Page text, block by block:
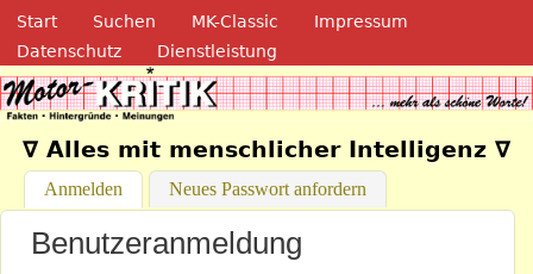
Direkt zum Inhalt
Navigation
Start Suchen MK-Classic
Impressum
Datenschutz
Dienstleistung
Motor-Kritik.de
∇ Alles mit menschlicher Intelligenz ∇
Anmelden (aktiver Reiter)
Neues Passwort anfordern
Benutzeranmeldung